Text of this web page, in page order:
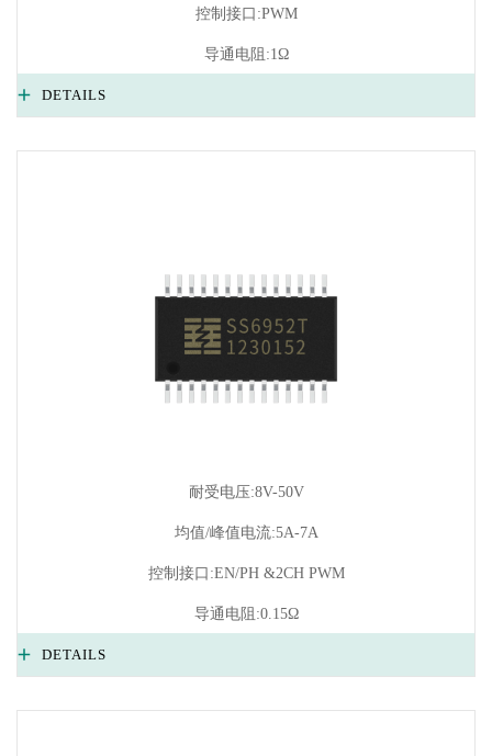
控制接口:PWM
导通电阻:1Ω
DETAILS
耐受电压:8V-50V
均值/峰值电流:5A-7A
控制接口:EN/PH &2CH PWM
导通电阻:0.15Ω
DETAILS